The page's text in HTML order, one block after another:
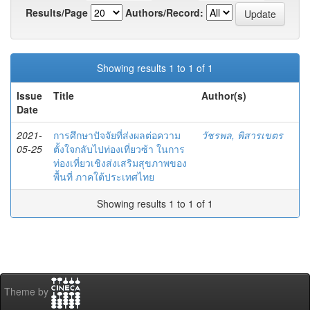
Results/Page
Authors/Record:
Showing results 1 to 1 of 1
Issue
Date
Title Author(s)
2021-
05-25
การศึกษาปัจจัยที่ส่งผลต่อความ
ตั้งใจกลับไปท่องเที่ยวซ้า ในการ
ท่องเที่ยวเชิงส่งเสริมสุขภาพของ
พื้นที่ ภาคใต้ประเทศไทย
วัชรพล, พิสารเขตร
Showing results 1 to 1 of 1
Theme by